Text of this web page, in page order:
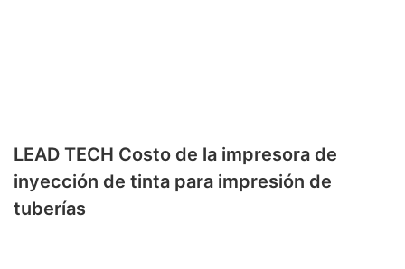
LEAD TECH Costo de la impresora de
inyección de tinta para impresión de
tuberías